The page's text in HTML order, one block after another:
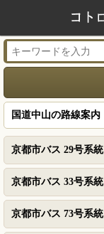
国道中山の路線案内
京都市バス 29号系統
京都市バス 33号系統
京都市バス 73号系統